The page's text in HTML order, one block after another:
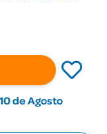
de Agosto